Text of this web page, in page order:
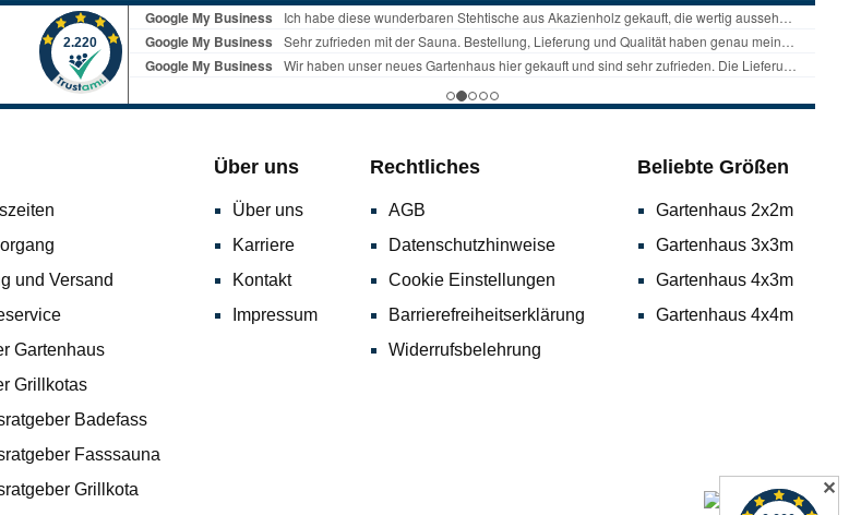
und Versand
Gartenhaus
Grillkotas
Badefass
Fasssauna
Grillkota
Über uns
Über uns
Karriere
Kontakt
Impressum
Rechtliches
AGB
Datenschutzhinweise
Cookie Einstellungen
Barrierefreiheitserklärung
Widerrufsbelehrung
Beliebte Größen
Gartenhaus 2x2m
Gartenhaus 3x3m
Gartenhaus 4x3m
Gartenhaus 4x4m
✕